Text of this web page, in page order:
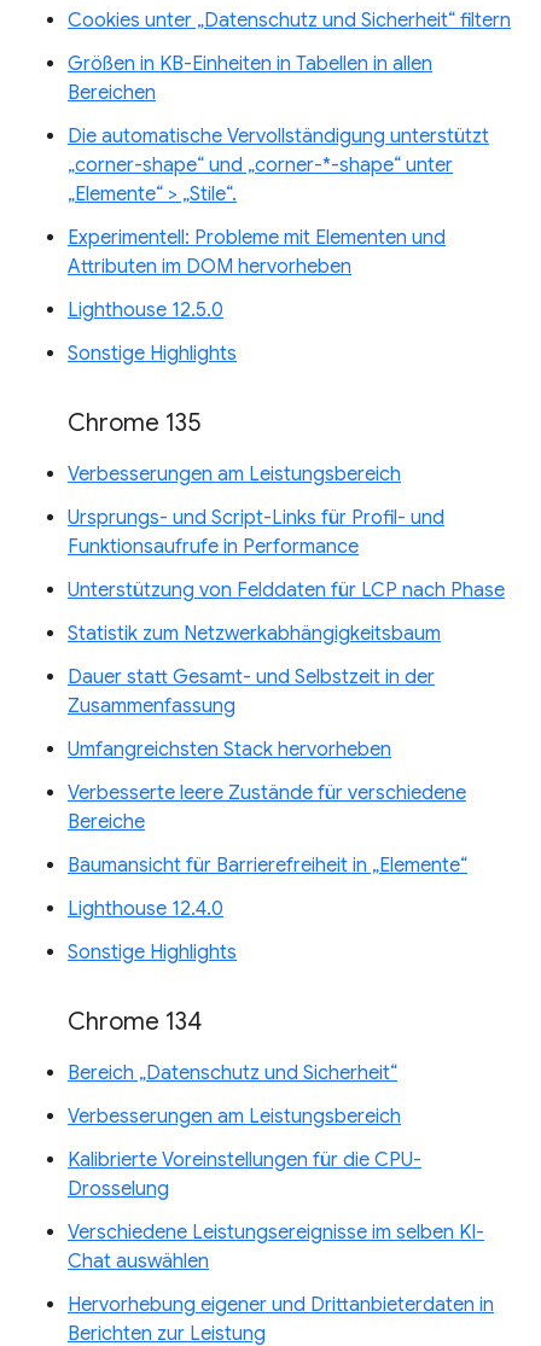
Cookies unter „Datenschutz und Sicherheit“ filtern
Größen in KB-Einheiten in Tabellen in allen
Bereichen
Die automatische Vervollständigung unterstützt
„corner-shape“ und „corner-*-shape“ unter
„Elemente“ > „Stile“.
Experimentell: Probleme mit Elementen und
Attributen im DOM hervorheben
Lighthouse 12.5.0
Sonstige Highlights
Chrome 135
Verbesserungen am Leistungsbereich
Ursprungs- und Script-Links für Profil- und
Funktionsaufrufe in Performance
Unterstützung von Felddaten für LCP nach Phase
Statistik zum Netzwerkabhängigkeitsbaum
Dauer statt Gesamt- und Selbstzeit in der
Zusammenfassung
Umfangreichsten Stack hervorheben
Verbesserte leere Zustände für verschiedene
Bereiche
Baumansicht für Barrierefreiheit in „Elemente“
Lighthouse 12.4.0
Sonstige Highlights
Chrome 134
Bereich „Datenschutz und Sicherheit“
Verbesserungen am Leistungsbereich
Kalibrierte Voreinstellungen für die CPU-
Drosselung
Verschiedene Leistungsereignisse im selben KI-
Chat auswählen
Hervorhebung eigener und Drittanbieterdaten in
Berichten zur Leistung